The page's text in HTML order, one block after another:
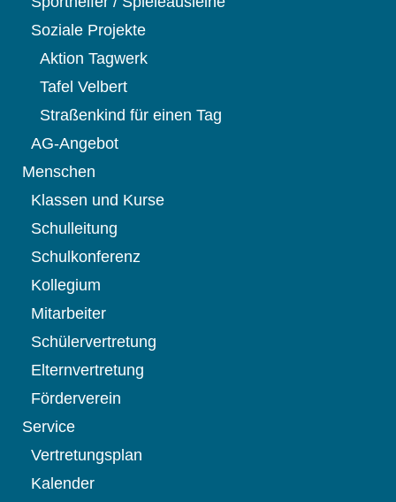
Soziale Projekte
Aktion Tagwerk
Tafel Velbert
Straßenkind für einen Tag
AG-Angebot
Menschen
Klassen und Kurse
Schulleitung
Schulkonferenz
Kollegium
Mitarbeiter
Schülervertretung
Elternvertretung
Förderverein
Service
Vertretungsplan
Kalender